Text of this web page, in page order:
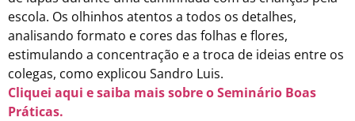
escola. Os olhinhos atentos a todos os detalhes,
analisando formato e cores das folhas e flores,
estimulando a concentração e a troca de ideias entre os
colegas, como explicou Sandro Luis.
Cliquei aqui e saiba mais sobre o Seminário Boas
Práticas.